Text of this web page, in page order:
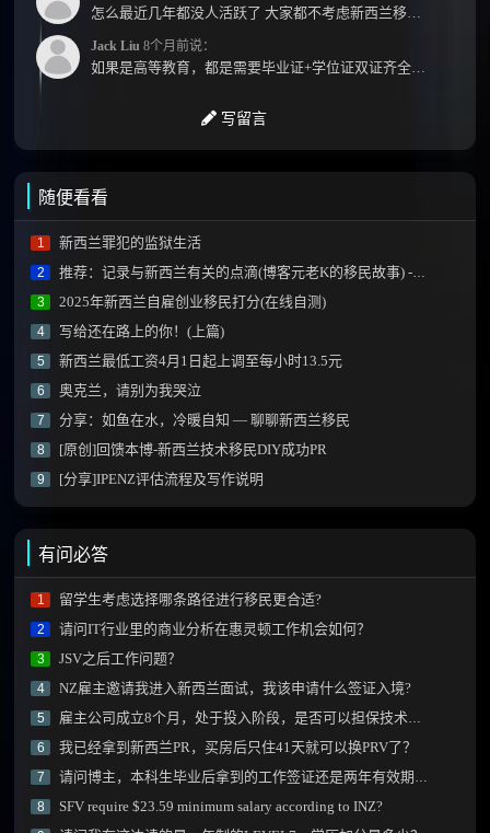
Jack Liu 8个月前说：
写留言
随便看看
1 新西兰罪犯的监狱生活
2 推荐：记录与新西兰有关的点滴(博客元老K的移民故事) - 2015.3.18，全文完
3 2025年新西兰自雇创业移民打分(在线自测)
4 写给还在路上的你！(上篇)
5 新西兰最低工资4月1日起上调至每小时13.5元
6 奥克兰，请别为我哭泣
7 分享：如鱼在水，冷暖自知 — 聊聊新西兰移民
8 [原创]回馈本博-新西兰技术移民DIY成功PR
9 [分享]IPENZ评估流程及写作说明
有问必答
1 留学生考虑选择哪条路径进行移民更合适?
2 请问IT行业里的商业分析在惠灵顿工作机会如何？
3 JSV之后工作问题？
4 NZ雇主邀请我进入新西兰面试，我该申请什么签证入境?
5 雇主公司成立8个月，处于投入阶段，是否可以担保技术移民？
6 我已经拿到新西兰PR，买房后只住41天就可以换PRV了？
7 请问博主，本科生毕业后拿到的工作签证还是两年有效期的那种吗？
8 SFV require $23.59 minimum salary according to INZ?